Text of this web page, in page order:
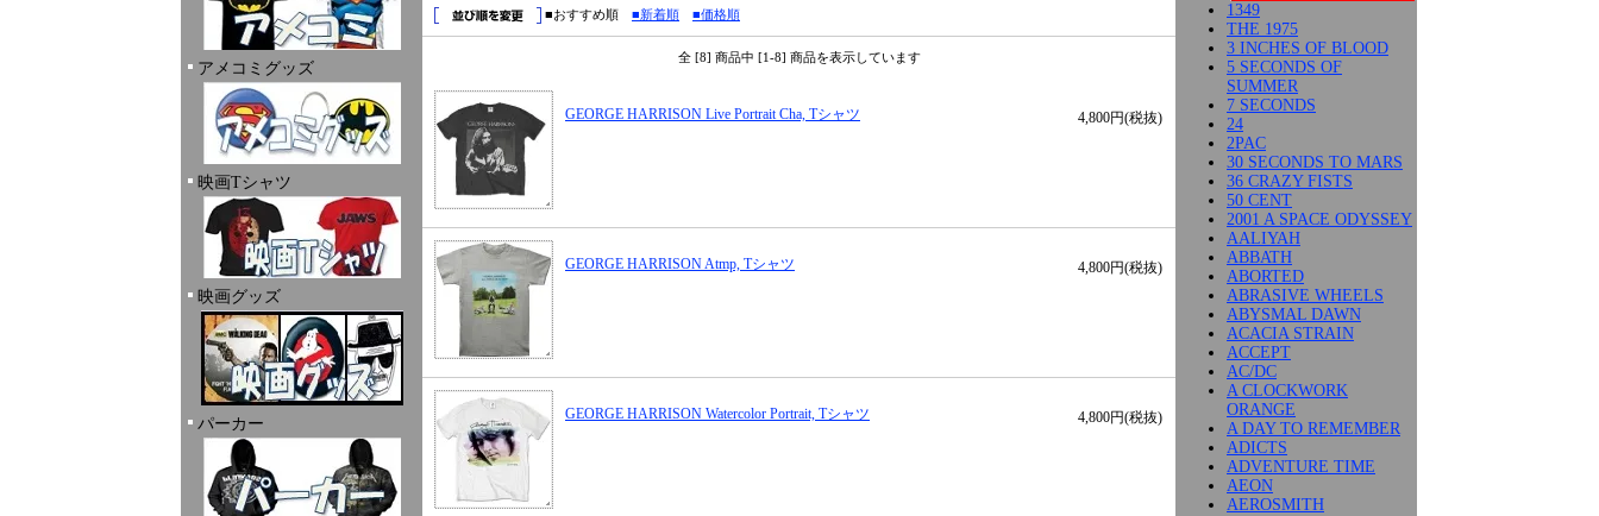
アメコミグッズ
映画Tシャツ
映画グッズ
パーカー
■おすすめ順 ■新着順 ■価格順
全 [8] 商品中 [1-8] 商品を表示しています
GEORGE HARRISON Live Portrait Cha, Tシャツ 4,800円(税抜)
GEORGE HARRISON Atmp, Tシャツ 4,800円(税抜)
GEORGE HARRISON Watercolor Portrait, Tシャツ 4,800円(税抜)
1349
THE 1975
3 INCHES OF BLOOD
5 SECONDS OF
SUMMER
7 SECONDS
24
2PAC
30 SECONDS TO MARS
36 CRAZY FISTS
50 CENT
2001 A SPACE ODYSSEY
AALIYAH
ABBATH
ABORTED
ABRASIVE WHEELS
ABYSMAL DAWN
ACACIA STRAIN
ACCEPT
AC/DC
A CLOCKWORK
ORANGE
A DAY TO REMEMBER
ADICTS
ADVENTURE TIME
AEON
AEROSMITH